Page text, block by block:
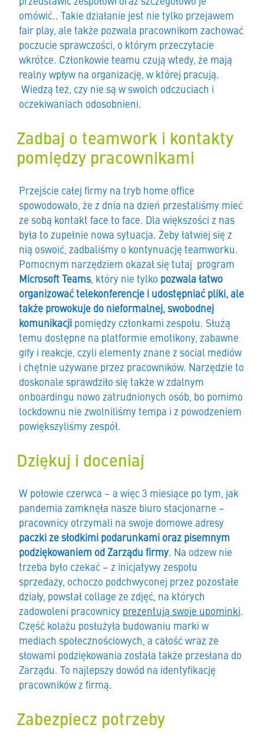
omówić.. Takie działanie jest nie tylko przejawem
fair play, ale także pozwala pracownikom zachować
poczucie sprawczości, o którym przeczytacie
wkrótce. Członkowie teamu czują wtedy, że mają
realny wpływ na organizację, w której pracują.
Wiedzą też, czy nie są w swoich odczuciach i
oczekiwaniach odosobnieni.
Zadbaj o teamwork i kontakty
pomiędzy pracownikami
Przejście całej firmy na tryb home office
spowodowało, że z dnia na dzień przestaliśmy mieć
ze sobą kontakt face to face. Dla większości z nas
była to zupełnie nowa sytuacja. Żeby łatwiej się z
nią oswoić, zadbaliśmy o kontynuację teamworku.
Pomocnym narzędziem okazał się tutaj program
Microsoft Teams, który nie tylko pozwala łatwo
organizować telekonferencje i udostępniać pliki, ale
także prowokuje do nieformalnej, swobodnej
komunikacji pomiędzy członkami zespołu. Służą
temu dostępne na platformie emotikony, zabawne
gify i reakcje, czyli elementy znane z social mediów
i chętnie używane przez pracowników. Narzędzie to
doskonale sprawdziło się także w zdalnym
onboardingu nowo zatrudnionych osób, bo pomimo
lockdownu nie zwolniliśmy tempa i z powodzeniem
powiększyliśmy zespół.
Dziękuj i doceniaj
W połowie czerwca – a więc 3 miesiące po tym, jak
pandemia zamknęła nasze biuro stacjonarne –
pracownicy otrzymali na swoje domowe adresy
paczki ze słodkimi podarunkami oraz pisemnym
podziękowaniem od Zarządu firmy. Na odzew nie
trzeba było czekać – z inicjatywy zespołu
sprzedaży, ochoczo podchwyconej przez pozostałe
działy, powstał collage ze zdjęć, na których
zadowoleni pracownicy prezentują swoje upominki.
Część kolażu posłużyła budowaniu marki w
mediach społecznościowych, a całość wraz ze
słowami podziękowania została także przesłana do
Zarządu. To najlepszy dowód na identyfikację
pracowników z firmą.
Zabezpiecz potrzeby